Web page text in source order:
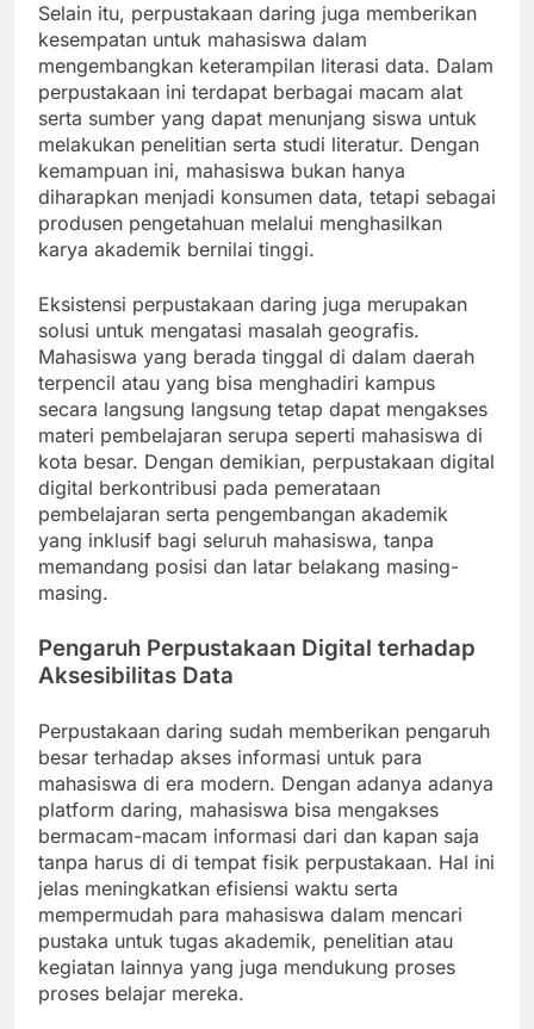
Selain itu, perpustakaan daring juga memberikan
kesempatan untuk mahasiswa dalam
mengembangkan keterampilan literasi data. Dalam
perpustakaan ini terdapat berbagai macam alat
serta sumber yang dapat menunjang siswa untuk
melakukan penelitian serta studi literatur. Dengan
kemampuan ini, mahasiswa bukan hanya
diharapkan menjadi konsumen data, tetapi sebagai
produsen pengetahuan melalui menghasilkan
karya akademik bernilai tinggi.
Eksistensi perpustakaan daring juga merupakan
solusi untuk mengatasi masalah geografis.
Mahasiswa yang berada tinggal di dalam daerah
terpencil atau yang bisa menghadiri kampus
secara langsung langsung tetap dapat mengakses
materi pembelajaran serupa seperti mahasiswa di
kota besar. Dengan demikian, perpustakaan digital
digital berkontribusi pada pemerataan
pembelajaran serta pengembangan akademik
yang inklusif bagi seluruh mahasiswa, tanpa
memandang posisi dan latar belakang masing-
masing.
Pengaruh Perpustakaan Digital terhadap
Aksesibilitas Data
Perpustakaan daring sudah memberikan pengaruh
besar terhadap akses informasi untuk para
mahasiswa di era modern. Dengan adanya adanya
platform daring, mahasiswa bisa mengakses
bermacam-macam informasi dari dan kapan saja
tanpa harus di di tempat fisik perpustakaan. Hal ini
jelas meningkatkan efisiensi waktu serta
mempermudah para mahasiswa dalam mencari
pustaka untuk tugas akademik, penelitian atau
kegiatan lainnya yang juga mendukung proses
proses belajar mereka.